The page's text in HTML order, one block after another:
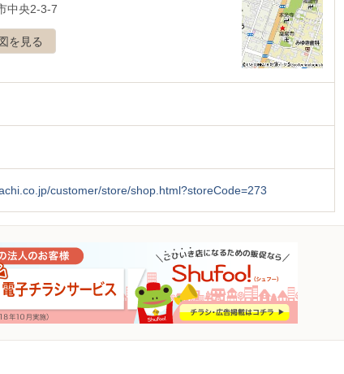
中央2-3-7
を見る
customer/store/shop.html?storeCode=273